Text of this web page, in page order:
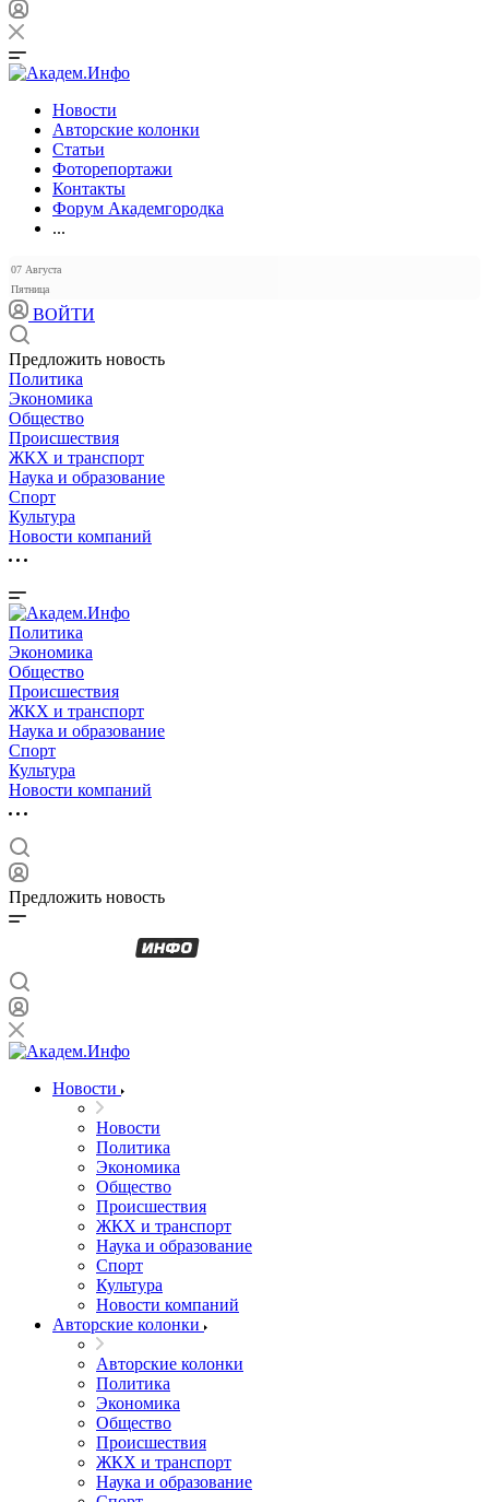
Новости
Авторские колонки
Статьи
Фоторепортажи
Контакты
Форум Академгородка
...
07 Августа
Пятница
ВОЙТИ
Предложить новость
Политика
Экономика
Общество
Происшествия
ЖКХ и транспорт
Наука и образование
Спорт
Культура
Новости компаний
Политика
Экономика
Общество
Происшествия
ЖКХ и транспорт
Наука и образование
Спорт
Культура
Новости компаний
Предложить новость
Новости
Новости
Политика
Экономика
Общество
Происшествия
ЖКХ и транспорт
Наука и образование
Спорт
Культура
Новости компаний
Авторские колонки
Авторские колонки
Политика
Экономика
Общество
Происшествия
ЖКХ и транспорт
Наука и образование